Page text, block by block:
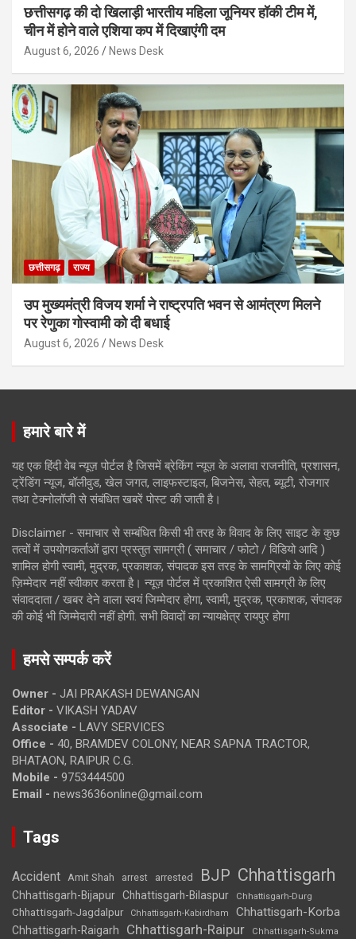
छत्तीसगढ़ की दो खिलाड़ी भारतीय महिला जूनियर हॉकी टीम में,
चीन में होने वाले एशिया कप में दिखाएंगी दम
August 6, 2026 News Desk
छत्तीसगढ़ राज्य
उप मुख्यमंत्री विजय शर्मा ने राष्ट्रपति भवन से आमंत्रण मिलने
पर रेणुका गोस्वामी को दी बधाई
August 6, 2026 News Desk
हमारे बारे में
यह एक हिंदी वेब न्यूज़ पोर्टल है जिसमें ब्रेकिंग न्यूज़ के अलावा राजनीति, प्रशासन,
ट्रेंडिंग न्यूज, बॉलीवुड, खेल जगत, लाइफस्टाइल, बिजनेस, सेहत, ब्यूटी, रोजगार
तथा टेक्नोलॉजी से संबंधित खबरें पोस्ट की जाती है।
Disclaimer - समाचार से सम्बंधित किसी भी तरह के विवाद के लिए साइट के कुछ
तत्वों में उपयोगकर्ताओं द्वारा प्रस्तुत सामग्री ( समाचार / फोटो / विडियो आदि )
शामिल होगी स्वामी, मुद्रक, प्रकाशक, संपादक इस तरह के सामग्रियों के लिए कोई
ज़िम्मेदार नहीं स्वीकार करता है। न्यूज़ पोर्टल में प्रकाशित ऐसी सामग्री के लिए
संवाददाता / खबर देने वाला स्वयं जिम्मेदार होगा, स्वामी, मुद्रक, प्रकाशक, संपादक
की कोई भी जिम्मेदारी नहीं होगी. सभी विवादों का न्यायक्षेत्र रायपुर होगा
हमसे सम्पर्क करें
Owner - JAI PRAKASH DEWANGAN
Editor - VIKASH YADAV
Associate - LAVY SERVICES
Office - 40, BRAMDEV COLONY, NEAR SAPNA TRACTOR,
BHATAON, RAIPUR C.G.
Mobile - 9753444500
Email - news3636online@gmail.com
Tags
Accident Amit Shah arrest arrested BJP Chhattisgarh
Chhattisgarh-Bijapur Chhattisgarh-Bilaspur Chhattisgarh-Durg
Chhattisgarh-Jagdalpur Chhattisgarh-Kabirdham Chhattisgarh-Korba
Chhattisgarh-Raigarh Chhattisgarh-Raipur
Chhattisgarh-Sukma